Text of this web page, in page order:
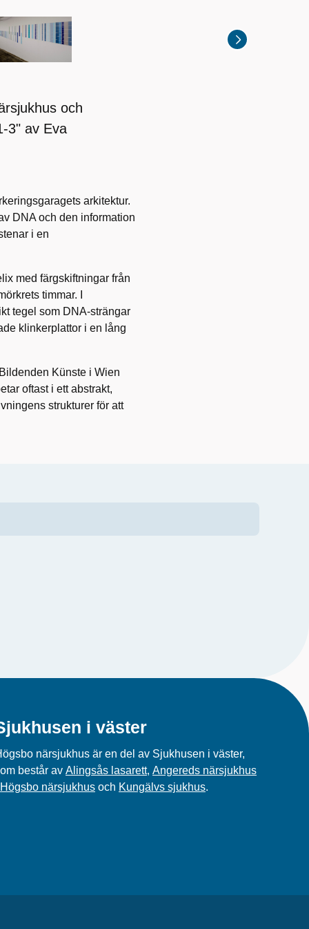
och
3" av Eva
arkitektur.
DNA och den information
i en
med färgskiftningar från
timmar. I
tegel som DNA-strängar
klinkerplattor i en lång
Künste i Wien
oftast i ett abstrakt,
strukturer för att
i väster
närsjukhus är en del av Sjukhusen i väster,
består av Alingsås lasarett, Angereds närsjukhus
Högsbo närsjukhus och Kungälvs sjukhus.